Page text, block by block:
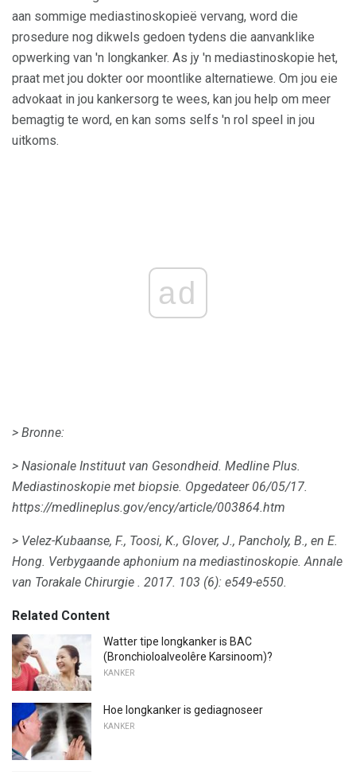
aan sommige mediastinoskopieë vervang, word die
prosedure nog dikwels gedoen tydens die aanvanklike
opwerking van 'n longkanker. As jy 'n mediastinoskopie het,
praat met jou dokter oor moontlike alternatiewe. Om jou eie
advokaat in jou kankersorg te wees, kan jou help om meer
bemagtig te word, en kan soms selfs 'n rol speel in jou
uitkoms.
ad
> Bronne:
> Nasionale Instituut van Gesondheid. Medline Plus.
Mediastinoskopie met biopsie. Opgedateer 06/05/17.
https://medlineplus.gov/ency/article/003864.htm
> Velez-Kubaanse, F., Toosi, K., Glover, J., Pancholy, B., en E.
Hong. Verbygaande aphonium na mediastinoskopie. Annale
van Torakale Chirurgie . 2017. 103 (6): e549-e550.
Related Content
Watter tipe longkanker is BAC
(Bronchioloalveolêre Karsinoom)?
KANKER
Hoe longkanker is gediagnoseer
KANKER